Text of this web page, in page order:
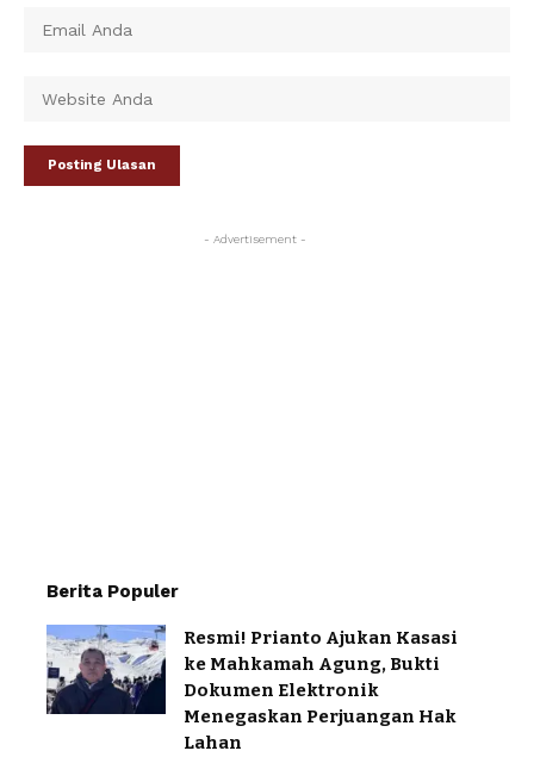
- Advertisement -
Berita Populer
Resmi! Prianto Ajukan Kasasi
ke Mahkamah Agung, Bukti
Dokumen Elektronik
Menegaskan Perjuangan Hak
Lahan